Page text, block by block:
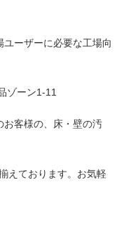
ーザーに必要な工場向
ゾーン1-11
お客様の、床・壁の汚
えております。お気軽